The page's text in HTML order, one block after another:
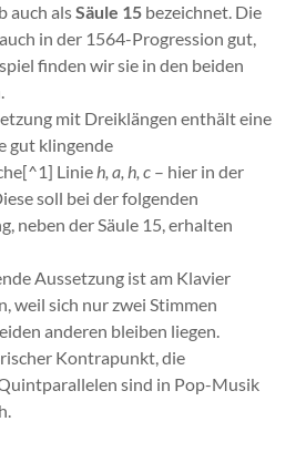
auch alsSäule 15bezeichnet. Die
in der 1564-Progression gut,
finden wir sie in den beiden
mit Dreiklängen enthält eine
gut klingende
Linieh, a, h, c– hier in der
soll bei der folgenden
neben der Säule 15, erhalten
Aussetzung ist am Klavier
weil sich nur zwei Stimmen
anderen bleiben liegen.
Kontrapunkt, die
sind in Pop-Musik